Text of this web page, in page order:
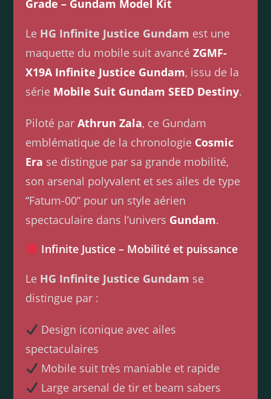
Grade – Gundam Model Kit
Le HG Infinite Justice Gundam est une
maquette du mobile suit avancéZGMF-
X19A Infinite Justice Gundam, issu de la
série Mobile Suit Gundam SEED Destiny.
Piloté parAthrun Zala, ce Gundam
emblématique de la chronologie Cosmic
Era se distingue par sa grande mobilité,
son arsenal polyvalent et ses ailes de type
“Fatum-00” pour un style aérien
spectaculaire dans l’univers Gundam.
Infinite Justice – Mobilité et puissance
Le HG Infinite Justice Gundam se
distingue par :
Design iconique avec ailes
spectaculaires
Mobile suit très maniable et rapide
Large arsenal de tir et beam sabers